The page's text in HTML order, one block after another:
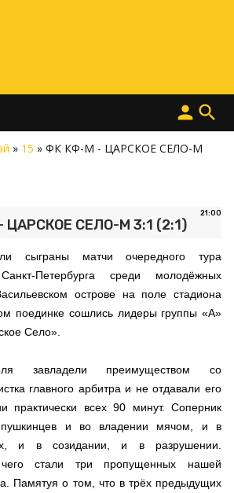
search
person
» 15 » ФК КФ-М - ЦАРСКОЕ СЕЛО-М
21:00
СЕЛО-М 3:1 (2:1)
сыграны матчи очередного тура
Петербурга среди молодёжных
острове на поле стадиона
поединке сошлись лидеры группы «А»
Село».
завладели преимуществом со
главного арбитра и не отдавали его
практически всех 90 минут. Соперник
пушкинцев и во владении мячом, и в
и в созидании, и в разрушении.
чего стали три пропущенных нашей
Памятуя о том, что в трёх предыдущих